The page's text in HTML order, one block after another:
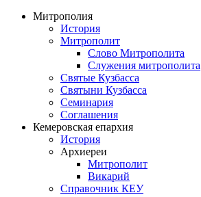
Митрополия
История
Митрополит
Слово Митрополита
Служения митрополита
Святые Кузбасса
Святыни Кузбасса
Семинария
Соглашения
Кемеровская епархия
История
Архиереи
Митрополит
Викарий
Справочник КЕУ